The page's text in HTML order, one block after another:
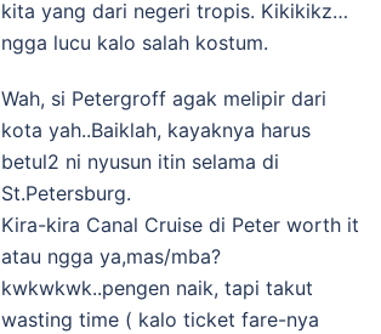
kita yang dari negeri tropis. Kikikikz…
ngga lucu kalo salah kostum.
Wah, si Petergroff agak melipir dari
kota yah..Baiklah, kayaknya harus
betul2 ni nyusun itin selama di
St.Petersburg.
Kira-kira Canal Cruise di Peter worth it
atau ngga ya,mas/mba?
kwkwkwk..pengen naik, tapi takut
wasting time ( kalo ticket fare-nya